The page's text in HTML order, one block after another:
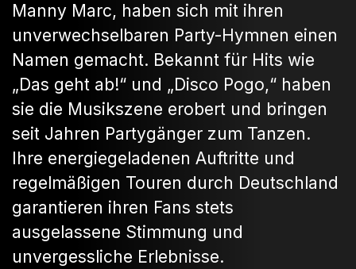
Manny Marc, haben sich mit ihren
unverwechselbaren Party-Hymnen einen
Namen gemacht. Bekannt für Hits wie
„Das geht ab!“ und „Disco Pogo,“ haben
sie die Musikszene erobert und bringen
seit Jahren Partygänger zum Tanzen.
Ihre energiegeladenen Auftritte und
regelmäßigen Touren durch Deutschland
garantieren ihren Fans stets
ausgelassene Stimmung und
unvergessliche Erlebnisse.